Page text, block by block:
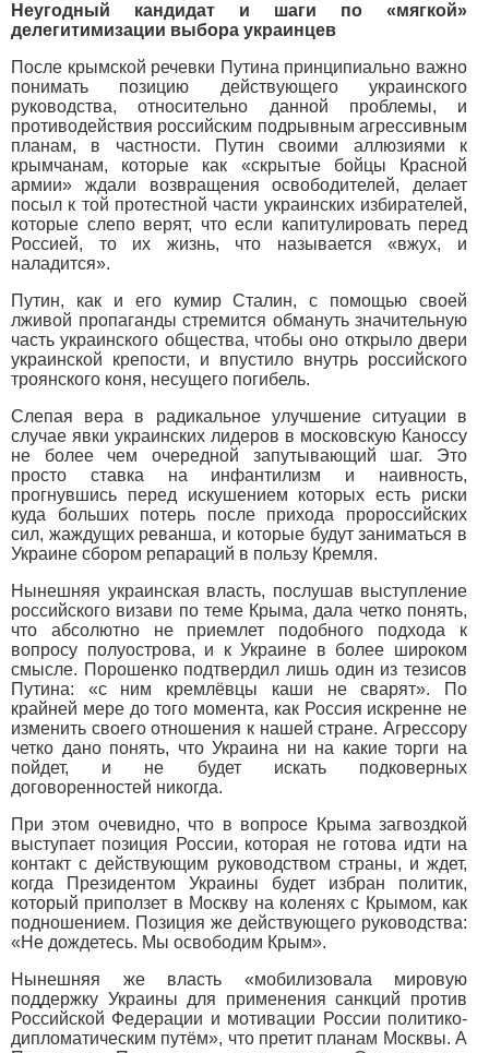
Неугодный кандидат и шаги по «мягкой»
делегитимизации выбора украинцев
После крымской речевки Путина принципиально важно
понимать позицию действующего украинского
руководства, относительно данной проблемы, и
противодействия российским подрывным агрессивным
планам, в частности. Путин своими аллюзиями к
крымчанам, которые как «скрытые бойцы Красной
армии» ждали возвращения освободителей, делает
посыл к той протестной части украинских избирателей,
которые слепо верят, что если капитулировать перед
Россией, то их жизнь, что называется «вжух, и
наладится».
Путин, как и его кумир Сталин, с помощью своей
лживой пропаганды стремится обмануть значительную
часть украинского общества, чтобы оно открыло двери
украинской крепости, и впустило внутрь российского
троянского коня, несущего погибель.
Слепая вера в радикальное улучшение ситуации в
случае явки украинских лидеров в московскую Каноссу
не более чем очередной запутывающий шаг. Это
просто ставка на инфантилизм и наивность,
прогнувшись перед искушением которых есть риски
куда больших потерь после прихода пророссийских
сил, жаждущих реванша, и которые будут заниматься в
Украине сбором репараций в пользу Кремля.
Нынешняя украинская власть, послушав выступление
российского визави по теме Крыма, дала четко понять,
что абсолютно не приемлет подобного подхода к
вопросу полуострова, и к Украине в более широком
смысле. Порошенко подтвердил лишь один из тезисов
Путина: «с ним кремлёвцы каши не сварят». По
крайней мере до того момента, как Россия искренне не
изменить своего отношения к нашей стране. Агрессору
четко дано понять, что Украина ни на какие торги на
пойдет, и не будет искать подковерных
договоренностей никогда.
При этом очевидно, что в вопросе Крыма загвоздкой
выступает позиция России, которая не готова идти на
контакт с действующим руководством страны, и ждет,
когда Президентом Украины будет избран политик,
который приползет в Москву на коленях с Крымом, как
подношением. Позиция же действующего руководства:
«Не дождетесь. Мы освободим Крым».
Нынешняя же власть «мобилизовала мировую
поддержку Украины для применения санкций против
Российской Федерации и мотивации России политико-
дипломатическим путём», что претит планам Москвы. А